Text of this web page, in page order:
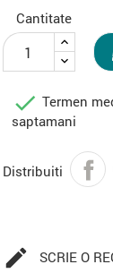
Cantitate
 Termen
saptamani
Distribuiti
 SCRIE O